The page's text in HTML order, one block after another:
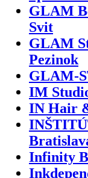
GLAM
Svit
GLAM
Pezinok
GLAM-
IM
IN Hair
Infinity